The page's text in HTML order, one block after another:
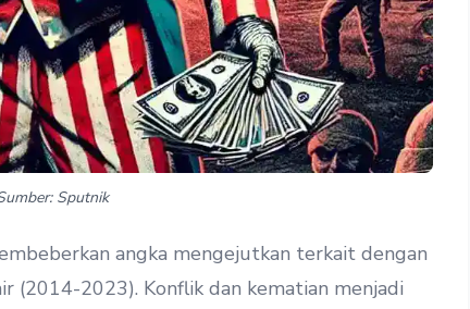
Sputnik
angka mengejutkan terkait dengan
(2014-2023). Konflik dan kematian menjadi